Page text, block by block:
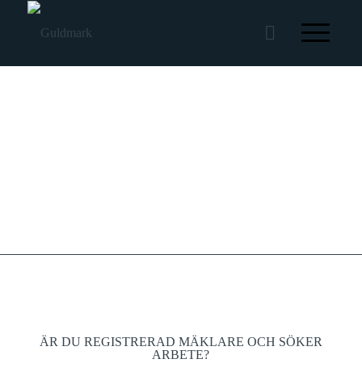
ÄR DU REGISTRERAD MÄKLARE OCH SÖKER
ARBETE?